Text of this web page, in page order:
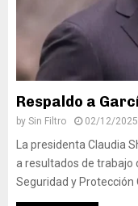
Respaldo a
by Sin Filtro 02/12/2025
La presidenta Claudia
a resultados de trabajo
Seguridad y Protección